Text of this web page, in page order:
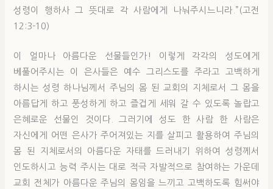
성령이 행하사 그 뜻대로 각 사람에게 나눠주시느니라.”(고전
12:3-10)
이 얼마나 아름다운 선물들인가! 이렇게 각각의 성도에게
베풀어주시는 이 은사들은 예수 그리스도를 주라고 고백하게
하시는 성령 하나님께서 주님의 몸 된 교회의 지체로서 그 몸을
아름답게 하고 풍성하게 하고 즐겁게 세워 갈 수 있도록 놀랍고
은혜로운 선물인 것이다. 그러기에 성도 한 사람 한 사람은
자신에게 어떤 은사가 주어져있는 지를 살피고 활용하여 주님의
몸 된 지체로서의 아름다운 자태를 드러내기 위하여 성령께서
인도하시고 능력 주시는 대로 적극 자발적으로 참여하는 가운데
교회 전체가 아름다운 주님의 몸임을 느끼고 고백하도록 힘써야